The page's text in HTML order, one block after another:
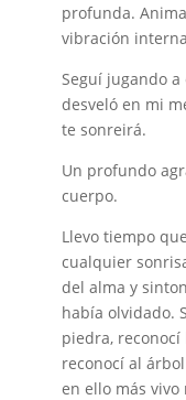
profunda.
vibración
Seguí jugando
desveló en mi
te sonreirá.
Un profundo
cuerpo.
Llevo tiempo
cualquier
del alma y
había olvidado.
piedra,
reconocí al
en ello más vivo